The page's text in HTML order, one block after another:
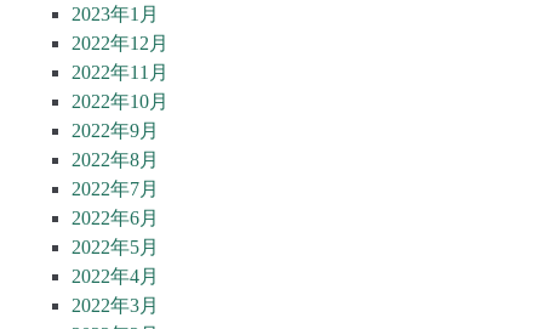
2023年1月
2022年12月
2022年11月
2022年10月
2022年9月
2022年8月
2022年7月
2022年6月
2022年5月
2022年4月
2022年3月